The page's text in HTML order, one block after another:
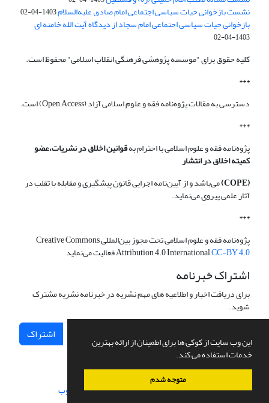
این وب سایت از کوکی ها برای اطمینان از ارائه بهترین
خدمات استفاده می کند.
متوجه شدم
نشست بازخوانی حیات سیاسی اجتماعی امام صادق علیه‌السلام1403-04-02
بازخوانی حیات سیاسی اجتماعی امام سجاد از دیدگاه آیت الله خامنه ای
1403-04-02
کلیه حقوق برای "موسسه پژوهشی فرهنگی انقلاب اسلامی" محفوظ است.
***
دسترسی به مقالات پژوه‌نامه فقه و علوم اسلامی آزاد (Open Access) است.
***
پژوه‌نامه فقه و علوم اسلامی با احترام بهقوانین اخلاق در نشریات،عضو
کمیته اخلاق در انتشار
(COPE)
می‌باشد و از آیین‌نامه اجرایی قانون پیشگیری و مقابله با تقلب در
آثار علمی پیروی می‌نماید.
***
پژوه‌نامه فقه و علوم اسلامی تحت مجوز بین‌المللی Creative Commons
Attribution 4.0 InternationalCC-BY 4.0 فعالیت می‌نماید
اشتراک خبرنامه
برای دریافت اخبار و اطلاعیه های مهم نشریه در خبرنامه نشریه مشترک
شوید.
اشتراک
سامانه مدیریت نشریات علمی.طراحی و پیاده سازی از سیناوب